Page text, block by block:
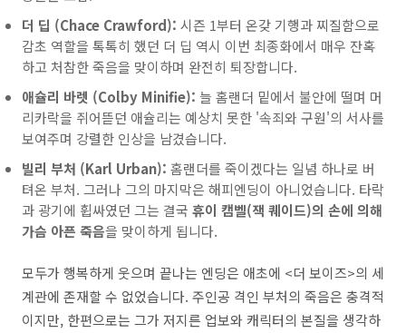
더 딥 (Chace Crawford): 시즌 1부터 온갖 기행과 찌질함으로
감초 역할을 톡톡히 했던 더 딥 역시 이번 최종화에서 매우 잔혹
하고 처참한 죽음을 맞이하며 완전히 퇴장합니다.
애슐리 바렛 (Colby Minifie): 늘 홈랜더 밑에서 불안에 떨며 머
리카락을 쥐어뜯던 애슐리는 예상치 못한 '속죄와 구원'의 서사를
보여주며 강렬한 인상을 남겼습니다.
빌리 부처 (Karl Urban): 홈랜더를 죽이겠다는 일념 하나로 버
텨온 부처. 그러나 그의 마지막은 해피엔딩이 아니었습니다. 타락
과 광기에 휩싸였던 그는 결국 휴이 캠벨(잭 퀘이드)의 손에 의해
가슴 아픈 죽음을 맞이하게 됩니다.
모두가 행복하게 웃으며 끝나는 엔딩은 애초에 <더 보이즈>의 세
계관에 존재할 수 없었습니다. 주인공 격인 부처의 죽음은 충격적
이지만, 한편으로는 그가 저지른 업보와 캐릭터의 본질을 생각하